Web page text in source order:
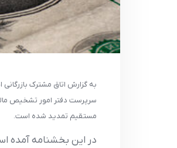
به گزارش اتاق مشترک بازرگانی ایران و برزیل- مهلت رفع تعهد
مستقیم تمدید شده است.